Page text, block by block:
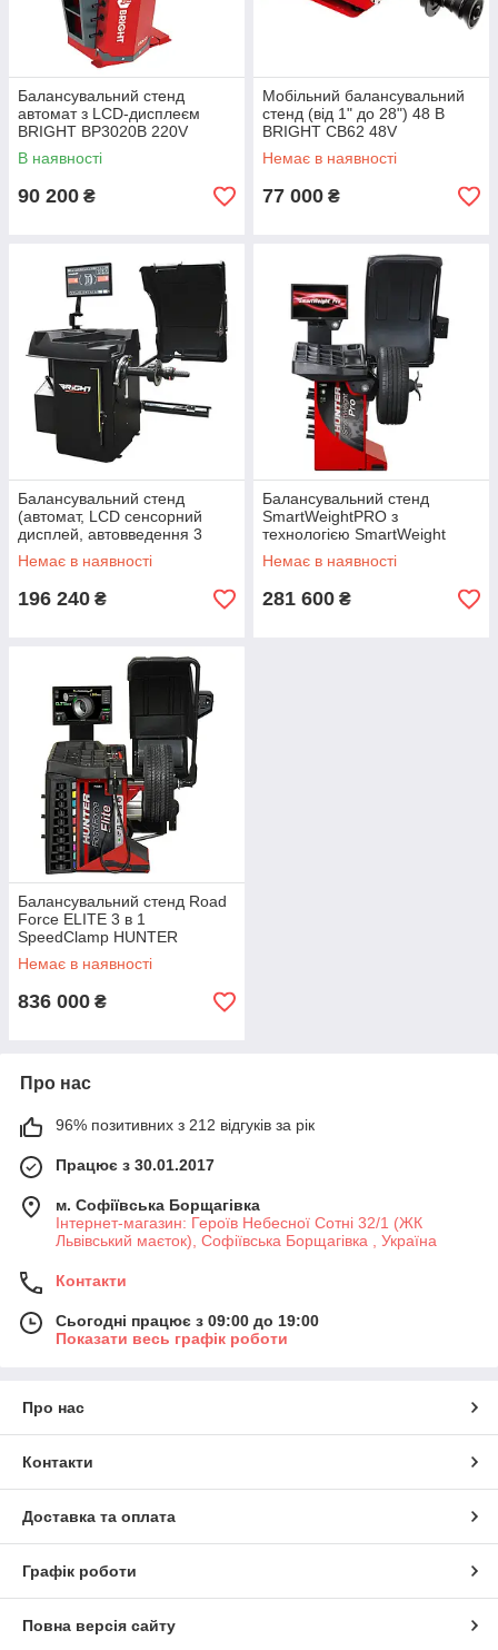
Балансувальний стенд
автомат з LCD-дисплеєм
BRIGHT BP3020B 220V
В наявності
90 200 ₴
Мобільний балансувальний
стенд (від 1" до 28") 48 В
BRIGHT CB62 48V
Немає в наявності
77 000 ₴
Балансувальний стенд
(автомат, LCD сенсорний
дисплей, автовведення 3
параметрів колеса) BRIGHT
CB78P 220V
Немає в наявності
196 240 ₴
Балансувальний стенд
SmartWeightPRO з
технологією SmartWeight
HUNTER SWP70E
Немає в наявності
281 600 ₴
Балансувальний стенд Road
Force ELITE 3 в 1
SpeedClamp HUNTER
RFE20E
Немає в наявності
836 000 ₴
Про нас
96% позитивних з 212 відгуків за рік
Працює з 30.01.2017
м. Софіївська Борщагівка
Інтернет-магазин: Героїв Небесної Сотні 32/1 (ЖК
Львівський маєток), Софіївська Борщагівка , Україна
Контакти
Сьогодні працює з 09:00 до 19:00
Показати весь графік роботи
Про нас
Контакти
Доставка та оплата
Графік роботи
Повна версія сайту